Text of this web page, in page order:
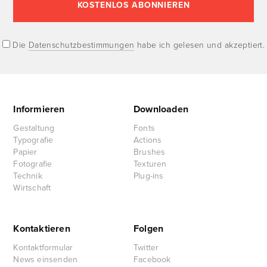
Die Datenschutzbestimmungen habe ich gelesen und akzeptiert.
Informieren
Gestaltung
Typografie
Papier
Fotografie
Technik
Wirtschaft
Downloaden
Fonts
Actions
Brushes
Texturen
Plug-ins
Kontaktieren
Kontaktformular
News einsenden
Folgen
Twitter
Facebook